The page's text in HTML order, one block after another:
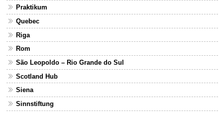
Praktikum
Quebec
Riga
Rom
São Leopoldo – Rio Grande do Sul
Scotland Hub
Siena
Sinnstiftung